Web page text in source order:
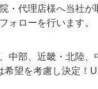
・代理店様へ当社が
ォローを行います。
中部、近畿・北陸
希望を考慮し決定！
転勤なし！＜北海道